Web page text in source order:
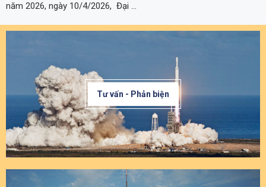
năm 2026, ngày 10/4/2026, Đại …
Tư vấn - Phản biện